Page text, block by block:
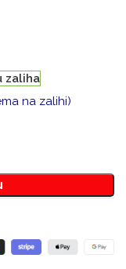
zaliha
na zalihi)